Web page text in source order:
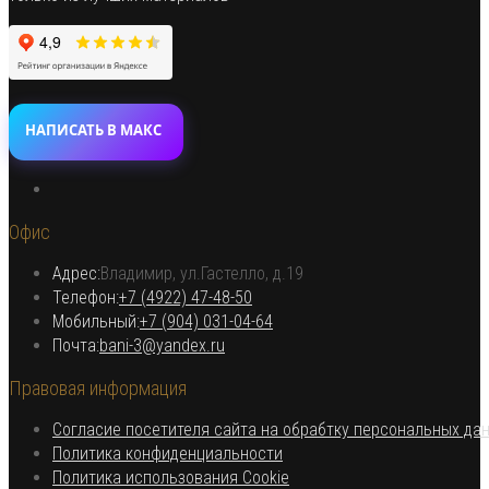
НАПИСАТЬ В МАКС
Офис
Адрес:Владимир, ул.Гастелло, д.19
Телефон:+7 (4922) 47-48-50
Мобильный:+7 (904) 031-04-64Откроется
Почта:bani-3@yandex.ru
приложении
Правовая информация
Согласие посетителя сайта на обрабтку персональных
Политика конфиденциальности
в
Политика использования Cookie